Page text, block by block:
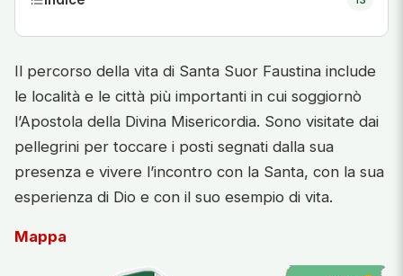
Il percorso della vita di Santa Suor Faustina include
le località e le città più importanti in cui soggiornò
l’Apostola della Divina Misericordia. Sono visitate dai
pellegrini per toccare i posti segnati dalla sua
presenza e vivere l’incontro con la Santa, con la sua
esperienza di Dio e con il suo esempio di vita.
Mappa